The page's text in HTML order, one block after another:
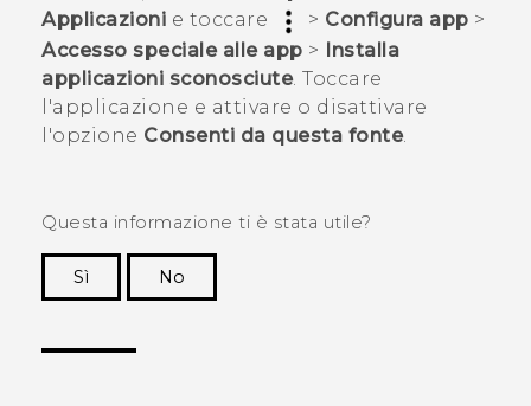
Applicazioni e toccare > Configura app >
Accesso speciale alle app > Installa
applicazioni sconosciute. Toccare
l'applicazione e attivare o disattivare
l'opzione Consenti da questa fonte.
Questa informazione ti è stata utile?
Sì
No